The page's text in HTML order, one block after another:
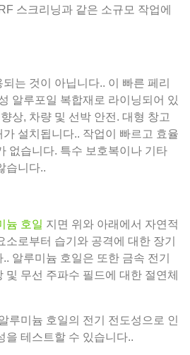
스크리닝과 같은 소규모 작업에
는 것이 아닙니다.. 이 빠른 페리
알루포일 복합재로 라이닝되어 있
상, 차량 및 선박 안전. 대형 창고
설치됩니다.. 작업이 빠르고 효율
없습니다. 특수 보호복이나 기타
습니다..
늄 호일 지면 위와 아래에서 자연적
소로부터 습기와 공격에 대한 장기
알루미늄 호일은 또한 금속 전기
및 무선 주파수 필드에 대한 절연체
루미늄 호일의 전기 전도성으로 인
을 테스트할 수 있습니다..